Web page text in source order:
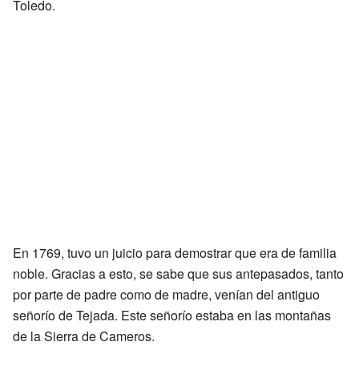
Toledo.
En 1769, tuvo un juicio para demostrar que era de familia
noble. Gracias a esto, se sabe que sus antepasados, tanto
por parte de padre como de madre, venían del antiguo
señorío de Tejada. Este señorío estaba en las montañas
de la Sierra de Cameros.